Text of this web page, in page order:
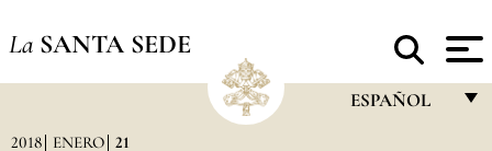
La SANTA SEDE
ESPAÑOL
2018 ENERO 21